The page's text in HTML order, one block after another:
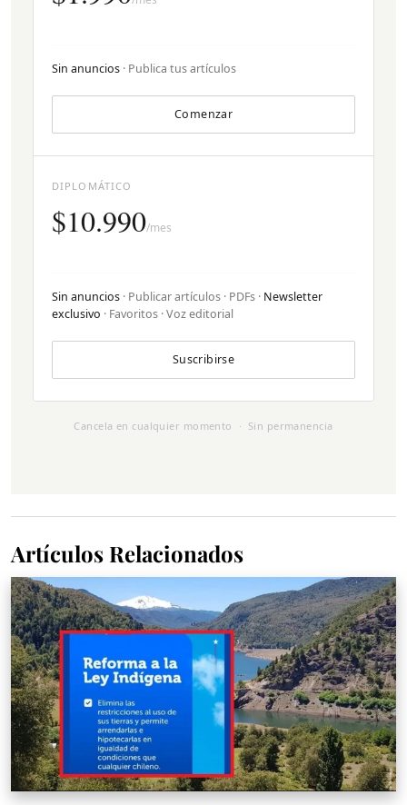
Sin anuncios · Publica tus artículos
Comenzar
DIPLOMÁTICO
$10.990/mes
Sin anuncios · Publicar artículos · PDFs · Newsletter
exclusivo · Favoritos · Voz editorial
Suscribirse
Cancela en cualquier momento · Sin permanencia
Artículos Relacionados